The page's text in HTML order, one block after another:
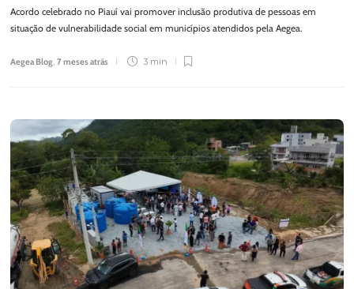
Acordo celebrado no Piauí vai promover inclusão produtiva de pessoas em
situação de vulnerabilidade social em municípios atendidos pela Aegea.
Aegea Blog,7 meses atrás 3 min